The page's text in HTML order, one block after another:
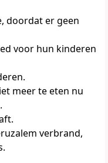
doordat er geen
voor hun kinderen
meer te eten nu
verbrand,